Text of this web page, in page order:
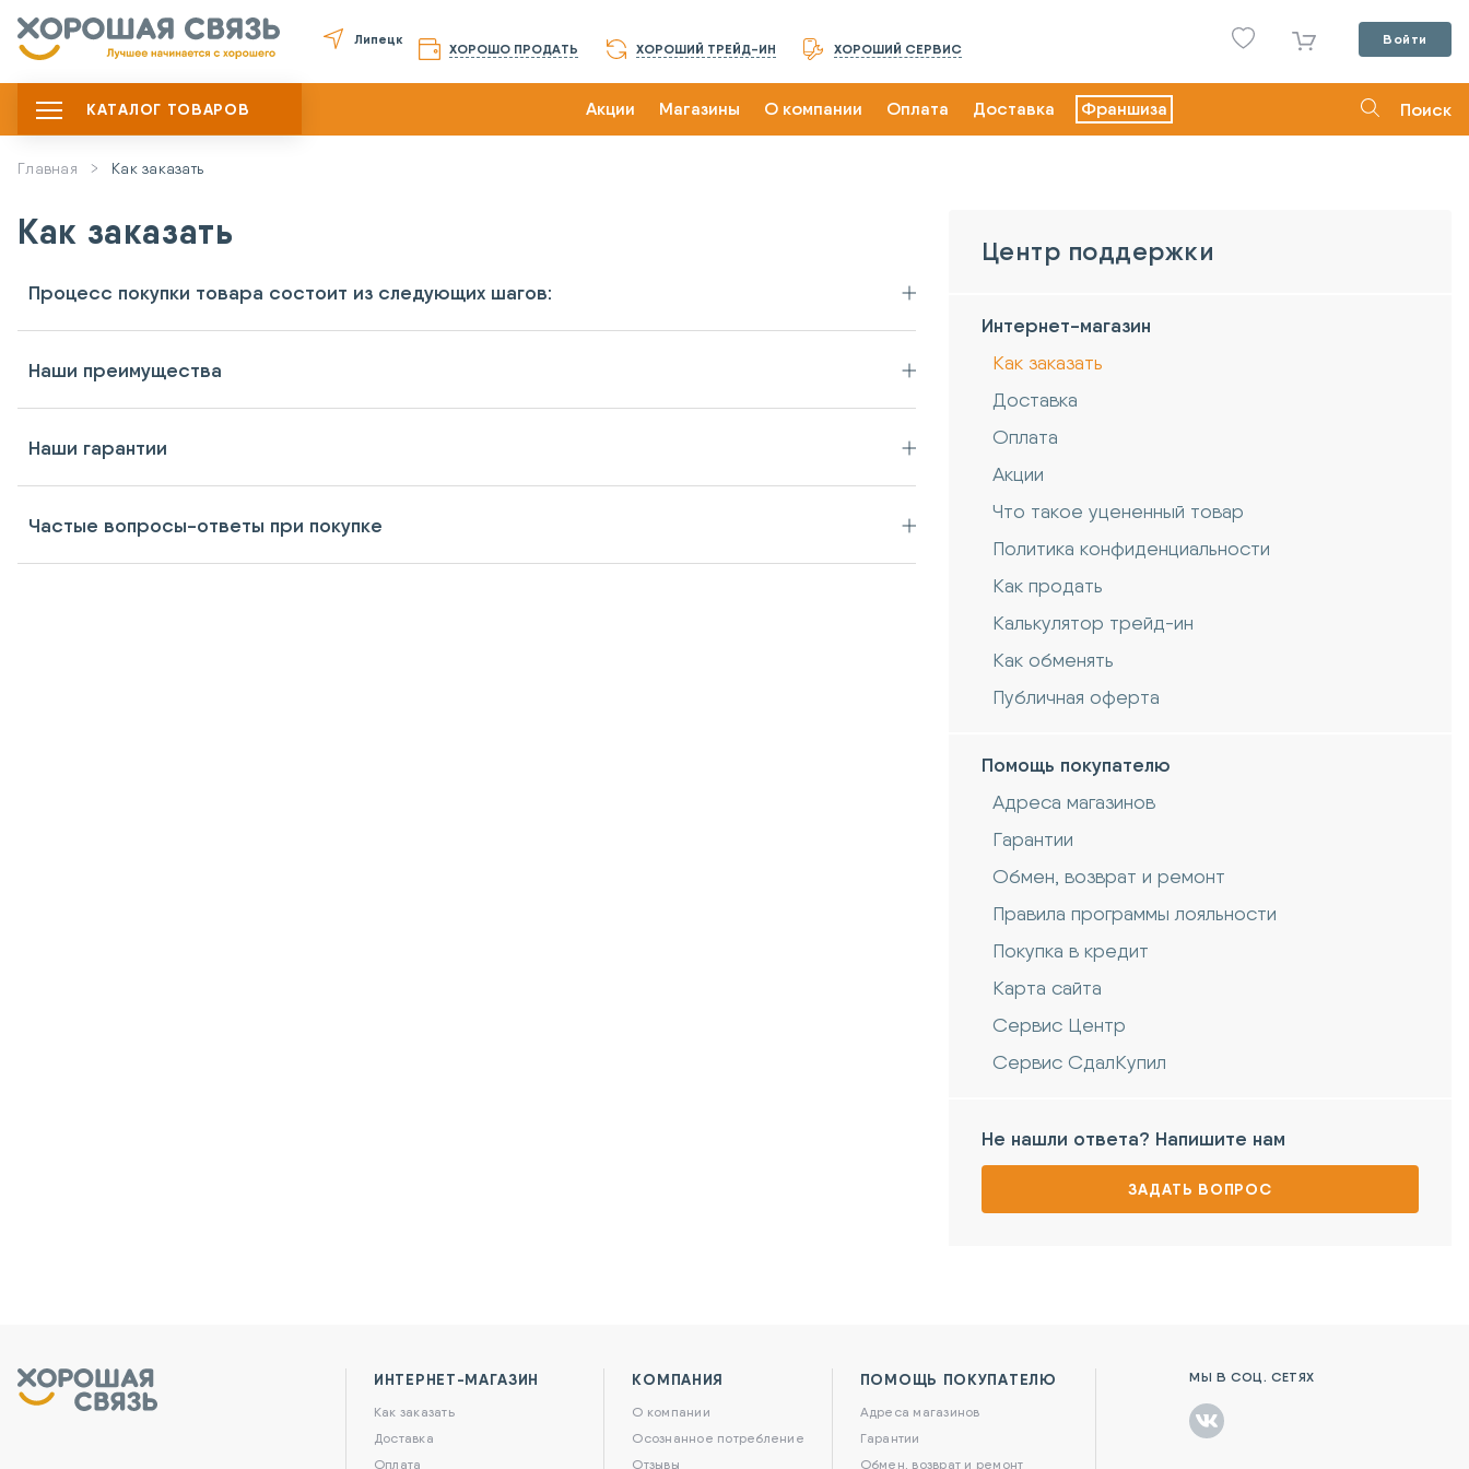
Липецк
ХОРОШО ПРОДАТЬ ХОРОШИЙ ТРЕЙД-ИН ХОРОШИЙ СЕРВИС
Войти
КАТАЛОГ ТОВАРОВ Акции Магазины О компании Оплата Доставка Франшиза Поиск
Главная Как заказать
Как заказать
Процесс покупки товара состоит из следующих шагов:
Наши преимущества
Наши гарантии
Частые вопросы-ответы при покупке
Центр поддержки
Интернет-магазин
Как заказать
Доставка
Оплата
Акции
Что такое уцененный товар
Политика конфиденциальности
Как продать
Калькулятор трейд-ин
Как обменять
Публичная оферта
Помощь покупателю
Адреса магазинов
Гарантии
Обмен, возврат и ремонт
Правила программы лояльности
Покупка в кредит
Карта сайта
Сервис Центр
Сервис СдалКупил
Не нашли ответа? Напишите нам
ЗАДАТЬ ВОПРОС
ИНТЕРНЕТ-МАГАЗИН
Как заказать
Доставка
Оплата
КОМПАНИЯ
О компании
Осознанное потребление
Отзывы
ПОМОЩЬ ПОКУПАТЕЛЮ
Адреса магазинов
Гарантии
Обмен, возврат и ремонт
МЫ В СОЦ. СЕТЯХ